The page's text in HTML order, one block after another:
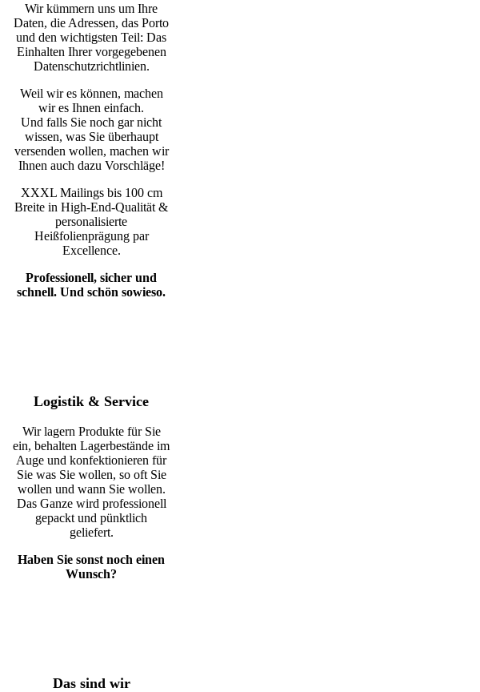
Wir kümmern uns um Ihre
Daten, die Adressen, das Porto
und den wichtigsten Teil: Das
Einhalten Ihrer vorgegebenen
Datenschutzrichtlinien.
Weil wir es können, machen
wir es Ihnen einfach.
Und falls Sie noch gar nicht
wissen, was Sie überhaupt
versenden wollen, machen wir
Ihnen auch dazu Vorschläge!
XXXL Mailings bis 100 cm
Breite in High-End-Qualität &
personalisierte
Heißfolienprägung par
Excellence.
Professionell, sicher und
schnell. Und schön sowieso.
Logistik & Service
Wir lagern Produkte für Sie
ein, behalten Lagerbestände im
Auge und konfektionieren für
Sie was Sie wollen, so oft Sie
wollen und wann Sie wollen.
Das Ganze wird professionell
gepackt und pünktlich
geliefert.
Haben Sie sonst noch einen
Wunsch?
Das sind wir